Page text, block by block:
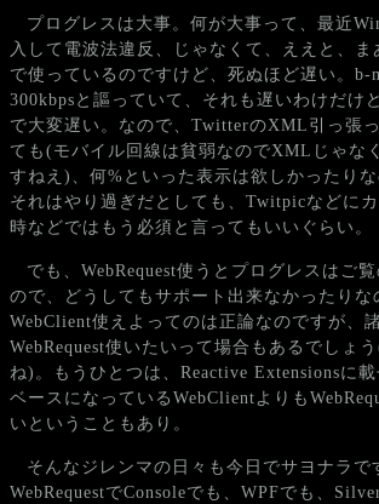
プログレスは大事。何が大事って、最近
入して電波法違反、じゃなくて、ええと、
で使っているのですけど、死ぬほど遅い。
300kbpsと謳っていて、それも遅いわけだけ
で大変遅い。なので、TwitterのXML引っ張
ても(モバイル回線は貧弱なのでXMLじゃな
すねえ)、何%といった表示は欲しかったり
それはやり過ぎだとしても、Twitpicなどに
時などではもう必須と言ってもいいぐらい。
でも、WebRequest使うとプログレスはご
ので、どうしてもサポート出来なかったりな
WebClient使えよってのは正論なのですが、
WebRequest使いたいって場合もあるでしょ
ね)。もうひとつは、Reactive Extensionsに
ベースになっているWebClientよりも
いということもあり。
そんなジレンマの日々も今日でサヨナラで
WebRequestでConsoleでも、WPFでも、